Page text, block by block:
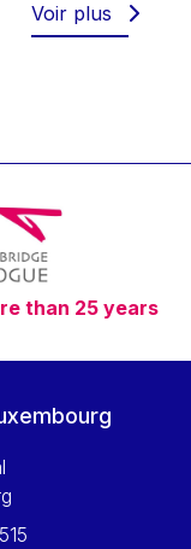
Voir plus
than 25 years